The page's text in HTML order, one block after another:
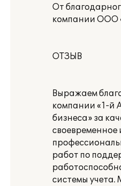
От
компании ООО
ОТЗЫВ
Выражаем
компании «1-й
бизнеса» за
своевременное
работ по
системы учета.